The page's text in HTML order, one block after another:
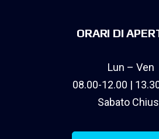
ORARI DI
Lun – Ven
08.00-12.00 |
Sabato